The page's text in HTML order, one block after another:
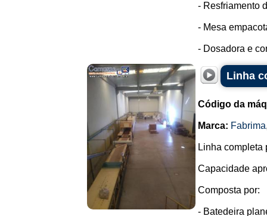
- Resfriamento
- Mesa
- Dosadora e
Linha
Código da
Marca: Fabrima
Linha completa
Capacidade
Composta por:
- Batedeira